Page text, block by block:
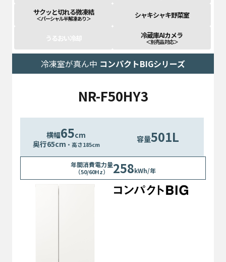
サクッと切れる微凍結
＜パーシャル半解凍あり＞ シャキシャキ野菜室
うるおい冷却 冷蔵庫AIカメラ
＜別売品 対応＞
冷凍室が真ん中 コンパクトBIGシリーズ
NR-F50HY3
横幅65cm
奥行65cm ・高さ185cm
容量501L
年間消費電力量
（50/60Hz） 258kWh/年